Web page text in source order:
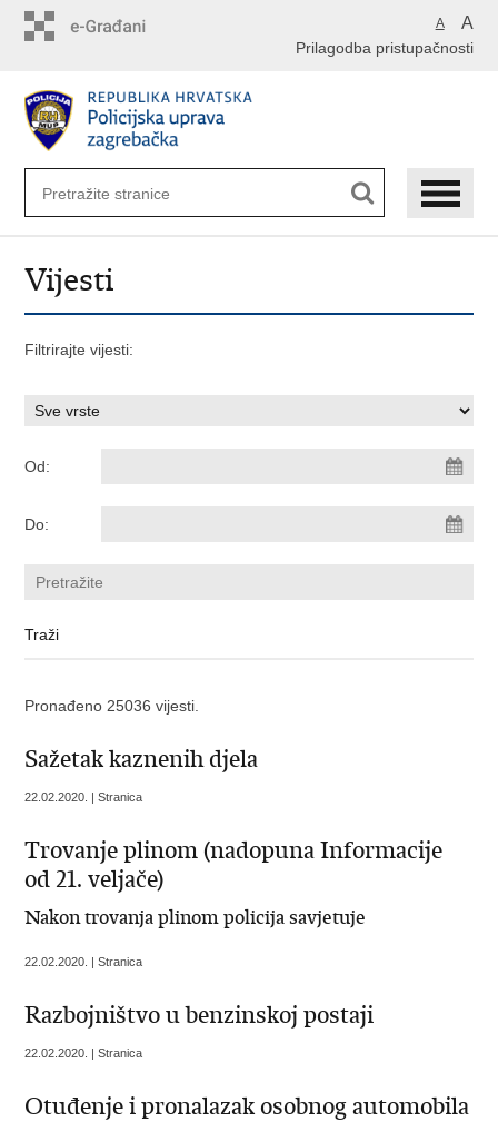
A A
Prilagodba pristupačnosti
Vijesti
Filtrirajte vijesti:
Od:
Do:
Pronađeno 25036 vijesti.
Sažetak kaznenih djela
22.02.2020. | Stranica
Trovanje plinom (nadopuna Informacije
od 21. veljače)
Nakon trovanja plinom policija savjetuje
22.02.2020. | Stranica
Razbojništvo u benzinskoj postaji
22.02.2020. | Stranica
Otuđenje i pronalazak osobnog automobila